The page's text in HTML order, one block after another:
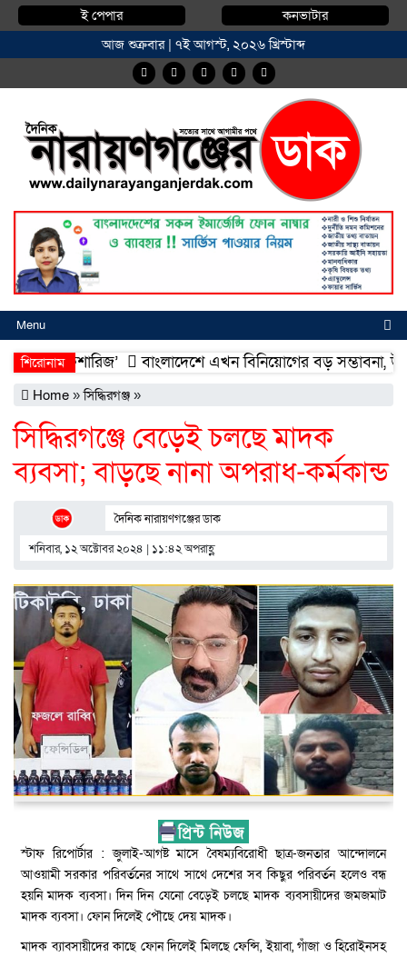
ই পেপার
কনভাটার
আজ শুক্রবার | ৭ই আগস্ট, ২০২৬ খ্রিস্টাব্দ
Menu
শিরোনাম
ফিশারিজ’
বাংলাদেশে এখন বিনিয়োগের বড় সম্ভাবনা,
Home »সিদ্ধিরগঞ্জ »
সিদ্ধিরগঞ্জে বেড়েই চলছে মাদক
ব্যবসা; বাড়ছে নানা অপরাধ-কর্মকান্ড
দৈনিক নারায়ণগঞ্জের ডাক
শনিবার, ১২ অক্টোবর ২০২৪ | ১১:৪২ অপরাহ্ণ
স্টাফ রিপোর্টার : জুলাই-আগষ্ট মাসে বৈষম্যবিরোধী ছাত্র-জনতার আন্দোলনে
আওয়ামী সরকার পরিবর্তনের সাথে সাথে দেশের সব কিছুর পরিবর্তন হলেও বন্ধ
হয়নি মাদক ব্যবসা। দিন দিন যেনো বেড়েই চলছে মাদক ব্যবসায়ীদের জমজমাট
মাদক ব্যবসা। ফোন দিলেই পৌছে দেয় মাদক।
মাদক ব্যাবসায়ীদের কাছে ফোন দিলেই মিলছে ফেন্সি, ইয়াবা, গাঁজা ও হিরোইনসহ